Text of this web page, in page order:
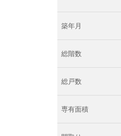
築年月
総階数
総戸数
専有面積